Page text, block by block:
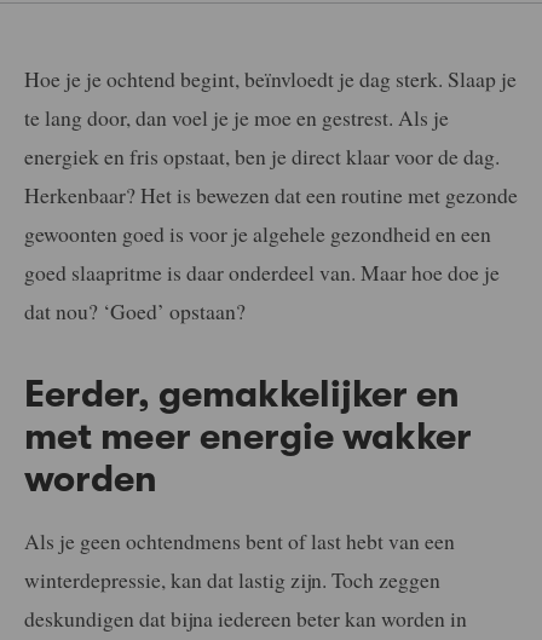
Hoe je je ochtend begint, beïnvloedt je dag sterk. Slaap je
te lang door, dan voel je je moe en gestrest. Als je
energiek en fris opstaat, ben je direct klaar voor de dag.
Herkenbaar? Het is bewezen dat een routine met gezonde
gewoonten goed is voor je algehele gezondheid en een
goed slaapritme is daar onderdeel van. Maar hoe doe je
dat nou? ‘Goed’ opstaan?
Eerder, gemakkelijker en
met meer energie wakker
worden
Als je geen ochtendmens bent of last hebt van een
winterdepressie, kan dat lastig zijn. Toch zeggen
deskundigen dat bijna iedereen beter kan worden in